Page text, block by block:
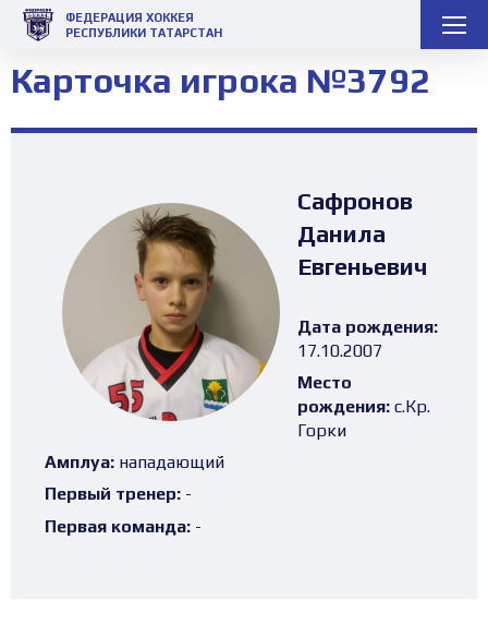
ФЕДЕРАЦИЯ ХОККЕЯ
РЕСПУБЛИКИ ТАТАРСТАН
Карточка игрока №3792
Сафронов
Данила
Евгеньевич
Дата рождения:
17.10.2007
Место
рождения: с.Кр.
Горки
Амплуа: нападающий
Первый тренер: -
Первая команда: -